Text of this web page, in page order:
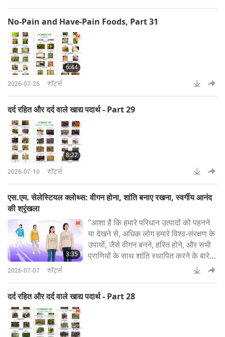
No-Pain and Have-Pain Foods, Part 31
6:44
2026-07-25 शॉर्ट्स
दर्द रहित और दर्द वाले खाद्य पदार्थ - Part 29
8:22
2026-07-10 शॉर्ट्स
एस.एम. सेलेस्टियल क्लोथ्स: वीगन होना, शांति बनाए रखना, स्वर्गीय आनंद
की श्रृंखला
3:35
"आशा है कि हमारे परिधान उत्पादों को पहनने
या देखने से, अधिक लोग हमारे विश्व-संरक्षण के
उपायों, जैसे वीगन बनने, हरित होने, और सभी
प्राणियों के साथ शांति स्थापित करने के बारे में
जागरूक होंगे।" ~ सुप्रीम मास्टर चिंग हाई
होना, शांति बनाए रखना, स्वर्गीय आनंद की
श्रृंखलाइनमें से प्रत्येक उच्च-स्तरीय, कस्टम-
2026-07-07 शॉर्ट्स
दर्द रहित और दर्द वाले खाद्य पदार्थ - Part 28